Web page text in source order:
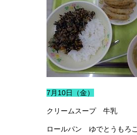
7月10日（金）
クリームスープ 牛乳
ロールパン ゆでとうもろこ